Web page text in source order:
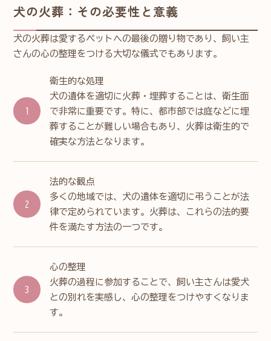
犬の火葬：その必要性と意義
犬の火葬は愛するペットへの最後の贈り物であり、飼い主
さんの心の整理をつける大切な儀式でもあります。
衛生的な処理
犬の遺体を適切に火葬・埋葬することは、衛生面
で非常に重要です。特に、都市部では庭などに埋
葬することが難しい場合もあり、火葬は衛生的で
確実な方法となります。
法的な観点
多くの地域では、犬の遺体を適切に弔うことが法
律で定められています。火葬は、これらの法的要
件を満たす方法の一つです。
心の整理
火葬の過程に参加することで、飼い主さんは愛犬
との別れを実感し、心の整理をつけやすくなりま
す。